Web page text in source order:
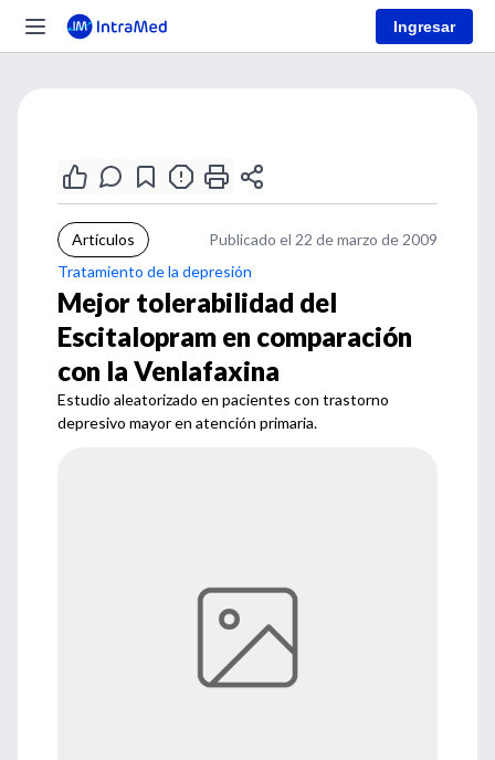
Ingresar
Artículos
Publicado el 22 de marzo de 2009
Tratamiento de la depresión
Mejor tolerabilidad del
Escitalopram en comparación
con la Venlafaxina
Estudio aleatorizado en pacientes con trastorno
depresivo mayor en atención primaria.